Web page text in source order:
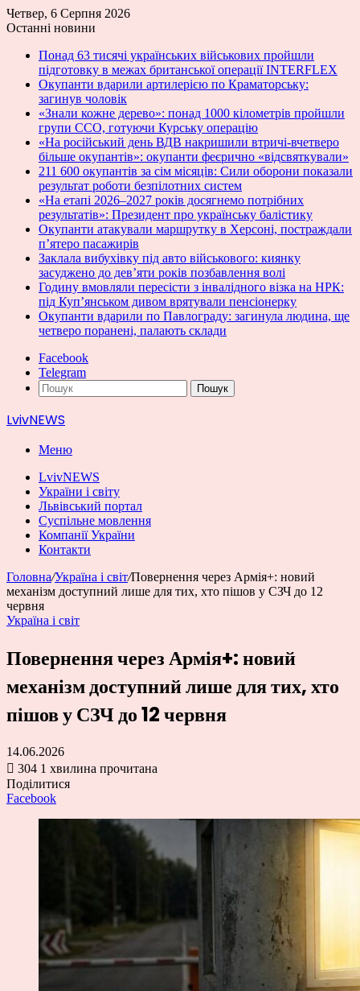
Четвер, 6 Серпня 2026
Останні новини
Понад 63 тисячі українських військових пройшли
підготовку в межах британської операції INTERFLEX
Окупанти вдарили артилерією по Краматорську:
загинув чоловік
«Знали кожне дерево»: понад 1000 кілометрів пройшли
групи ССО, готуючи Курську операцію
«На російський день ВДВ накришили втричі-вчетверо
більше окупантів»: окупанти феєрично «відсвяткували»
211 600 окупантів за сім місяців: Сили оборони показали
результат роботи безпілотних систем
«На етапі 2026–2027 років досягнемо потрібних
результатів»: Президент про українську балістику
Окупанти атакували маршрутку в Херсоні, постраждали
п’ятеро пасажирів
Заклала вибухівку під авто військового: киянку
засуджено до дев’яти років позбавлення волі
Годину вмовляли пересісти з інвалідного візка на НРК:
під Куп’янськом дивом врятували пенсіонерку
Окупанти вдарили по Павлограду: загинула людина, ще
четверо поранені, палають склади
Facebook
Telegram
Пошук
LvivNEWS
Меню
LvivNEWS
України і світу
Львівський портал
Суспільне мовлення
Компанії України
Контакти
Головна/Україна і світ/Повернення через Армія+: новий
механізм доступний лише для тих, хто пішов у СЗЧ до 12
червня
Україна і світ
Повернення через Армія+: новий
механізм доступний лише для тих, хто
пішов у СЗЧ до 12 червня
14.06.2026
304 1 хвилина прочитана
Поділитися
Facebook